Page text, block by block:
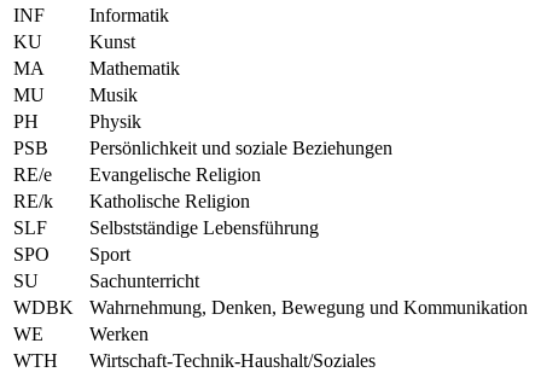
INF
Informatik
KU
Kunst
MA
Mathematik
MU
Musik
PH
Physik
PSB
Persönlichkeit und soziale Beziehungen
RE/e
Evangelische Religion
RE/k
Katholische Religion
SLF
Selbstständige Lebensführung
SPO
Sport
SU
Sachunterricht
WDBK
Wahrnehmung, Denken, Bewegung und Kommunikation
WE
Werken
WTH
Wirtschaft-Technik-Haushalt/Soziales